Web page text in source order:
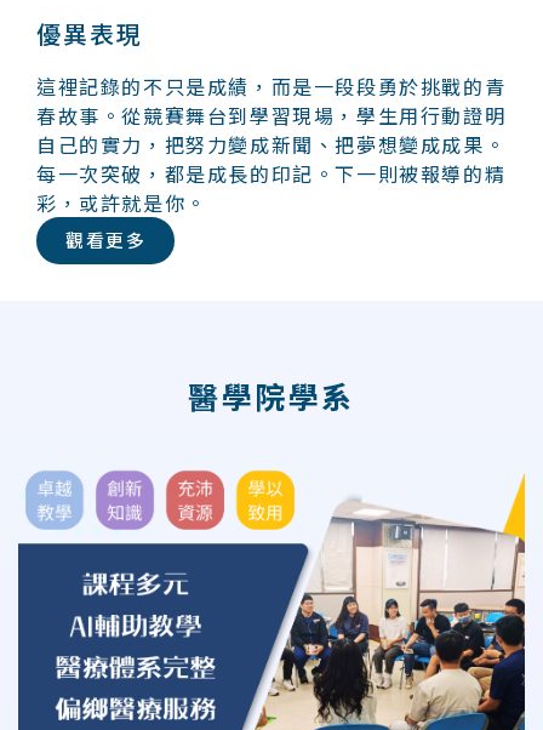
優異表現
這裡記錄的不只是成績，而是一段段勇於挑戰的青
春故事。從競賽舞台到學習現場，學生用行動證明
自己的實力，把努力變成新聞、把夢想變成成果。
每一次突破，都是成長的印記。下一則被報導的精
彩，或許就是你。
觀看更多
醫學院學系